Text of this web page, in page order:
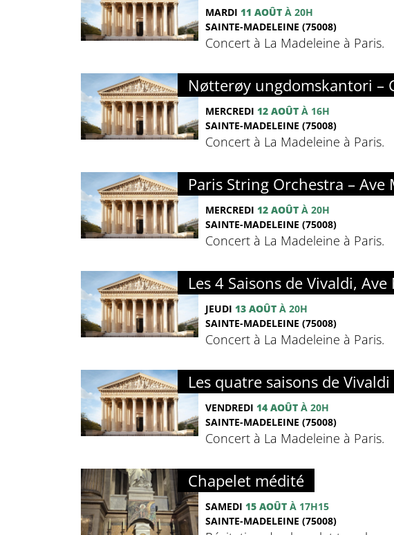
MARDI 11 AOÛT À 20H
SAINTE-MADELEINE (75008)
Concert à La Madeleine à Paris.
Nøtterøy ungdomskantori –
MERCREDI 12 AOÛT À 16H
SAINTE-MADELEINE (75008)
Concert à La Madeleine à Paris.
Paris String Orchestra –
MERCREDI 12 AOÛT À 20H
SAINTE-MADELEINE (75008)
Concert à La Madeleine à Paris.
Les 4 Saisons de Vivaldi,
JEUDI 13 AOÛT À 20H
SAINTE-MADELEINE (75008)
Concert à La Madeleine à Paris.
Les quatre saisons de Vivaldi
VENDREDI 14 AOÛT À 20H
SAINTE-MADELEINE (75008)
Concert à La Madeleine à Paris.
Chapelet médité
SAMEDI 15 AOÛT À 17H15
SAINTE-MADELEINE (75008)